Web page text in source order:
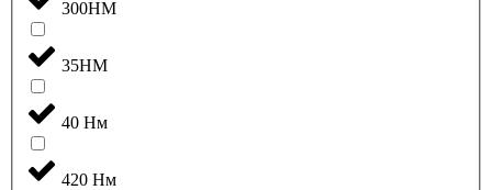
300НМ
35НМ
40 Нм
420 Нм